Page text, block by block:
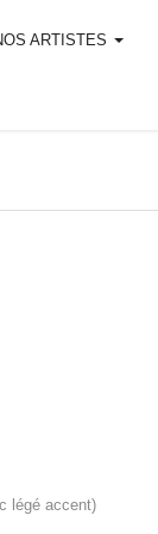
ARTISTES
légé accent)